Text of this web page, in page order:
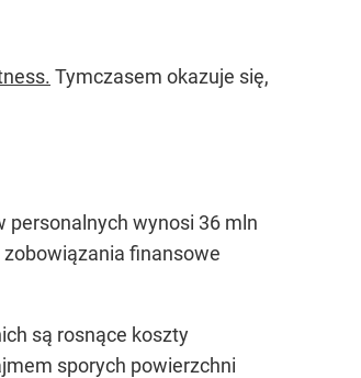
Tymczasem okazuje się,
personalnych wynosi 36 mln
finansowe
są rosnące koszty
sporych powierzchni